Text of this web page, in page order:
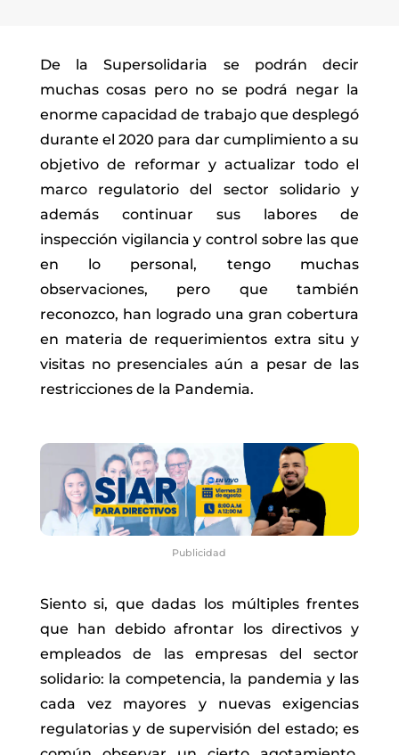
De la Supersolidaria se podrán decir
muchas cosas pero no se podrá negar la
enorme capacidad de trabajo que desplegó
durante el 2020 para dar cumplimiento a su
objetivo de reformar y actualizar todo el
marco regulatorio del sector solidario y
además continuar sus labores de
inspección vigilancia y control sobre las que
en lo personal, tengo muchas
observaciones, pero que también
reconozco, han logrado una gran cobertura
en materia de requerimientos extra situ y
visitas no presenciales aún a pesar de las
restricciones de la Pandemia.
Publicidad
Siento si, que dadas los múltiples frentes
que han debido afrontar los directivos y
empleados de las empresas del sector
solidario: la competencia, la pandemia y las
cada vez mayores y nuevas exigencias
regulatorias y de supervisión del estado; es